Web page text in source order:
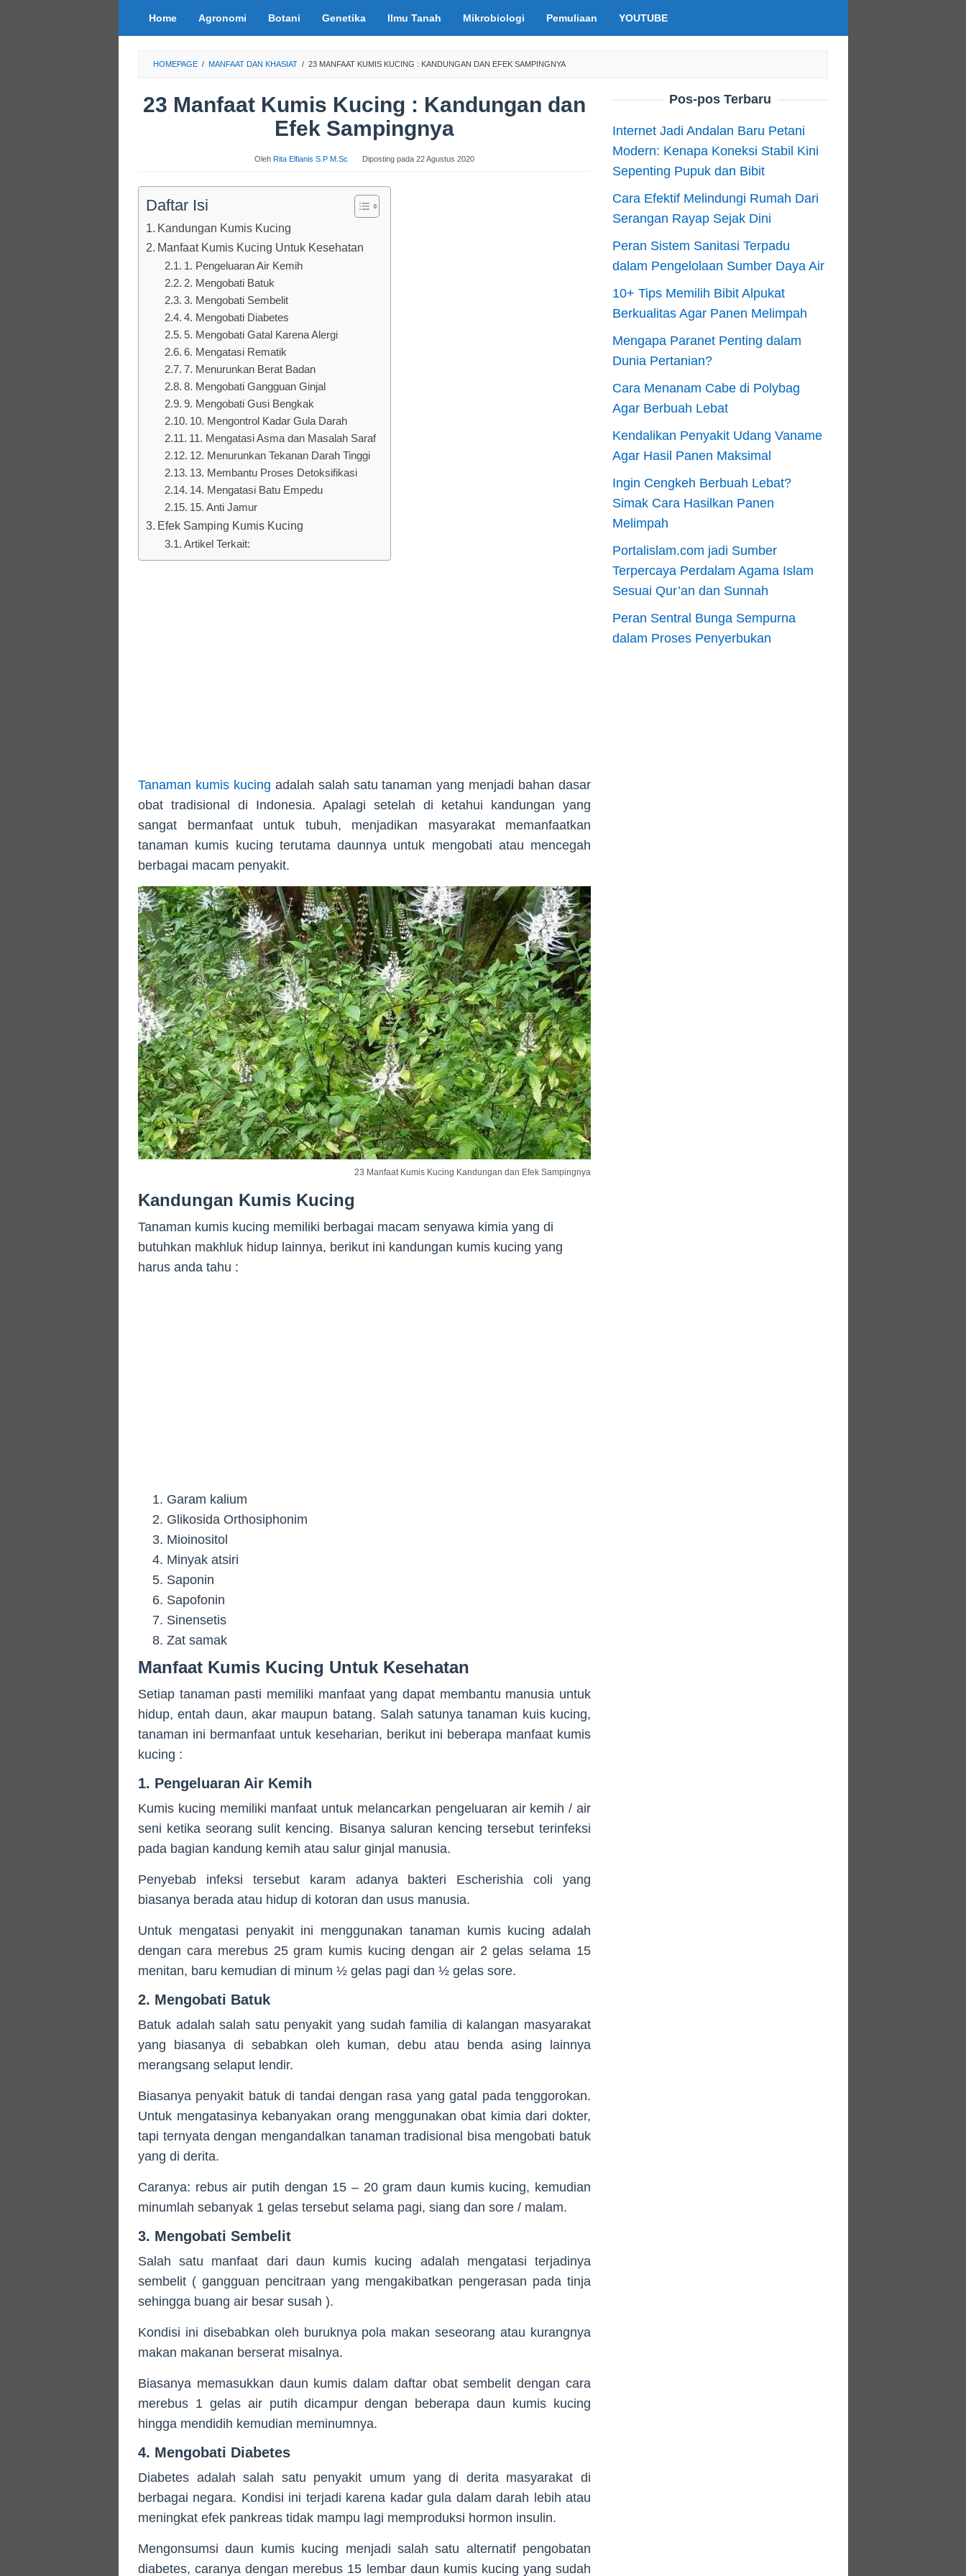
Home Agronomi Botani Genetika Ilmu Tanah Mikrobiologi Pemuliaan YOUTUBE
HOMEPAGE / MANFAAT DAN KHASIAT / 23 MANFAAT KUMIS KUCING : KANDUNGAN DAN EFEK SAMPINGNYA
23 Manfaat Kumis Kucing : Kandungan dan
Efek Sampingnya
Oleh Rita Elfianis S.P M.Sc Diposting pada 22 Agustus 2020
Daftar Isi
Kandungan Kumis Kucing
Manfaat Kumis Kucing Untuk Kesehatan
1. Pengeluaran Air Kemih
2. Mengobati Batuk
3. Mengobati Sembelit
4. Mengobati Diabetes
5. Mengobati Gatal Karena Alergi
6. Mengatasi Rematik
7. Menurunkan Berat Badan
8. Mengobati Gangguan Ginjal
9. Mengobati Gusi Bengkak
10. Mengontrol Kadar Gula Darah
11. Mengatasi Asma dan Masalah Saraf
12. Menurunkan Tekanan Darah Tinggi
13. Membantu Proses Detoksifikasi
14. Mengatasi Batu Empedu
15. Anti Jamur
Efek Samping Kumis Kucing
Artikel Terkait:
Tanaman kumis kucing adalah salah satu tanaman yang menjadi bahan dasar
obat tradisional di Indonesia. Apalagi setelah di ketahui kandungan yang
sangat bermanfaat untuk tubuh, menjadikan masyarakat memanfaatkan
tanaman kumis kucing terutama daunnya untuk mengobati atau mencegah
berbagai macam penyakit.
23 Manfaat Kumis Kucing Kandungan dan Efek Sampingnya
Kandungan Kumis Kucing
Tanaman kumis kucing memiliki berbagai macam senyawa kimia yang di
butuhkan makhluk hidup lainnya, berikut ini kandungan kumis kucing yang
harus anda tahu :
Garam kalium
Glikosida Orthosiphonim
Mioinositol
Minyak atsiri
Saponin
Sapofonin
Sinensetis
Zat samak
Manfaat Kumis Kucing Untuk Kesehatan
Setiap tanaman pasti memiliki manfaat yang dapat membantu manusia untuk
hidup, entah daun, akar maupun batang. Salah satunya tanaman kuis kucing,
tanaman ini bermanfaat untuk keseharian, berikut ini beberapa manfaat kumis
kucing :
1. Pengeluaran Air Kemih
Kumis kucing memiliki manfaat untuk melancarkan pengeluaran air kemih / air
seni ketika seorang sulit kencing. Bisanya saluran kencing tersebut terinfeksi
pada bagian kandung kemih atau salur ginjal manusia.
Penyebab infeksi tersebut karam adanya bakteri Escherishia coli yang
biasanya berada atau hidup di kotoran dan usus manusia.
Untuk mengatasi penyakit ini menggunakan tanaman kumis kucing adalah
dengan cara merebus 25 gram kumis kucing dengan air 2 gelas selama 15
menitan, baru kemudian di minum ½ gelas pagi dan ½ gelas sore.
2. Mengobati Batuk
Batuk adalah salah satu penyakit yang sudah familia di kalangan masyarakat
yang biasanya di sebabkan oleh kuman, debu atau benda asing lainnya
merangsang selaput lendir.
Biasanya penyakit batuk di tandai dengan rasa yang gatal pada tenggorokan.
Untuk mengatasinya kebanyakan orang menggunakan obat kimia dari dokter,
tapi ternyata dengan mengandalkan tanaman tradisional bisa mengobati batuk
yang di derita.
Caranya: rebus air putih dengan 15 – 20 gram daun kumis kucing, kemudian
minumlah sebanyak 1 gelas tersebut selama pagi, siang dan sore / malam.
3. Mengobati Sembelit
Salah satu manfaat dari daun kumis kucing adalah mengatasi terjadinya
sembelit ( gangguan pencitraan yang mengakibatkan pengerasan pada tinja
sehingga buang air besar susah ).
Kondisi ini disebabkan oleh buruknya pola makan seseorang atau kurangnya
makan makanan berserat misalnya.
Biasanya memasukkan daun kumis dalam daftar obat sembelit dengan cara
merebus 1 gelas air putih dicampur dengan beberapa daun kumis kucing
hingga mendidih kemudian meminumnya.
4. Mengobati Diabetes
Diabetes adalah salah satu penyakit umum yang di derita masyarakat di
berbagai negara. Kondisi ini terjadi karena kadar gula dalam darah lebih atau
meningkat efek pankreas tidak mampu lagi memproduksi hormon insulin.
Mengonsumsi daun kumis kucing menjadi salah satu alternatif pengobatan
diabetes, caranya dengan merebus 15 lembar daun kumis kucing yang sudah
Pos-pos Terbaru
Internet Jadi Andalan Baru Petani
Modern: Kenapa Koneksi Stabil Kini
Sepenting Pupuk dan Bibit
Cara Efektif Melindungi Rumah Dari
Serangan Rayap Sejak Dini
Peran Sistem Sanitasi Terpadu
dalam Pengelolaan Sumber Daya Air
10+ Tips Memilih Bibit Alpukat
Berkualitas Agar Panen Melimpah
Mengapa Paranet Penting dalam
Dunia Pertanian?
Cara Menanam Cabe di Polybag
Agar Berbuah Lebat
Kendalikan Penyakit Udang Vaname
Agar Hasil Panen Maksimal
Ingin Cengkeh Berbuah Lebat?
Simak Cara Hasilkan Panen
Melimpah
Portalislam.com jadi Sumber
Terpercaya Perdalam Agama Islam
Sesuai Qur’an dan Sunnah
Peran Sentral Bunga Sempurna
dalam Proses Penyerbukan